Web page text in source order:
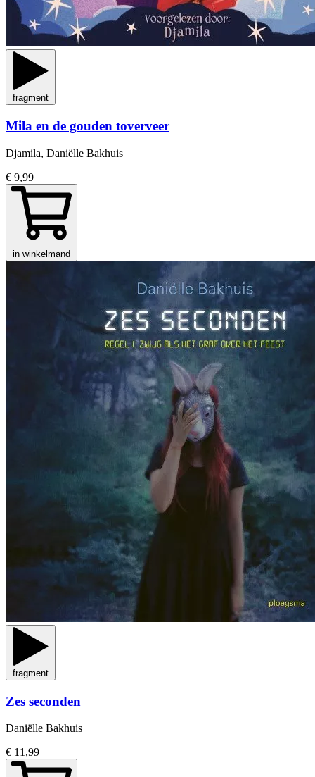
fragment
Mila en de gouden toverveer
Djamila, Daniëlle Bakhuis
€ 9,99
in winkelmand
fragment
Zes seconden
Daniëlle Bakhuis
€ 11,99